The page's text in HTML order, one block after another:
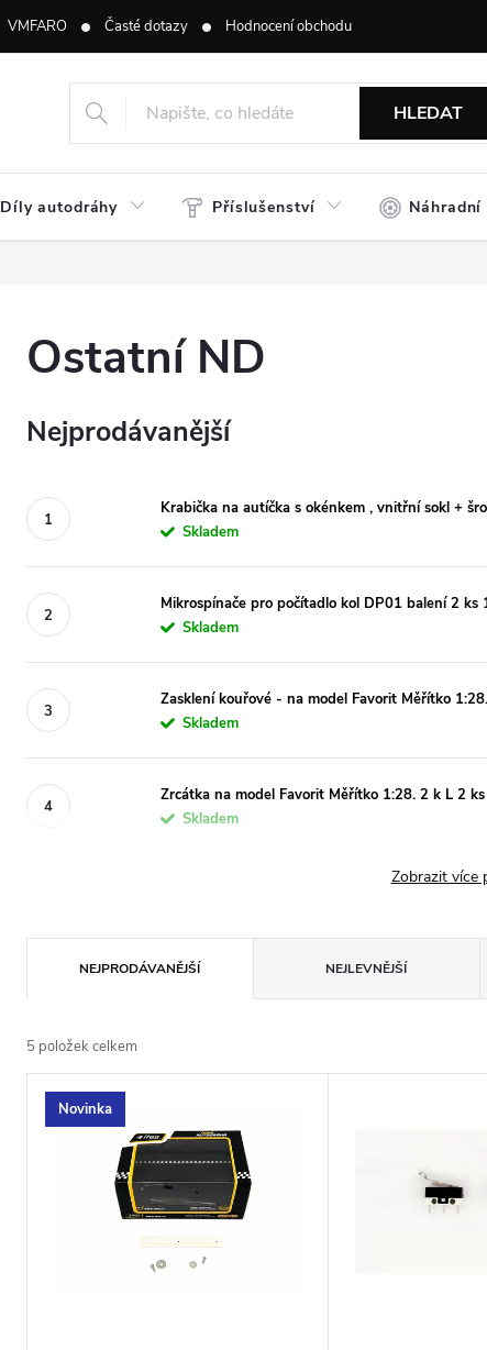
VMFARO Časté dotazy Hodnocení obchodu
HLEDAT
Díly autodráhy Příslušenství
Ostatní ND
Nejprodávanější
Krabička na autíčka s okénkem , vnitřní sokl +
Skladem
Mikrospínače pro počítadlo kol DP01 balení 2 ks
Skladem
Zasklení kouřové - na model Favorit Měřítko
Skladem
Zrcátka na model Favorit Měřítko 1:28. 2 k L 2
Skladem
Zobrazit více
a
z
e
NEJPRODÁVANĚJŠÍ NEJLEVNĚJŠÍ
5 položek celkem
VNovinka